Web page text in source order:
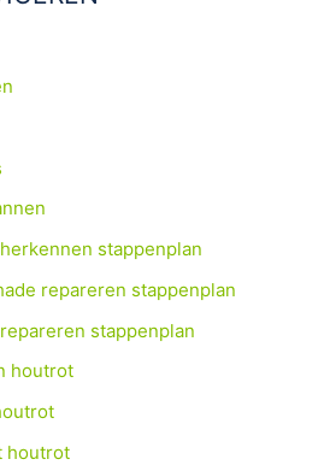
stappenplan
repareren stappenplan
stappenplan
houtrot
houtrot